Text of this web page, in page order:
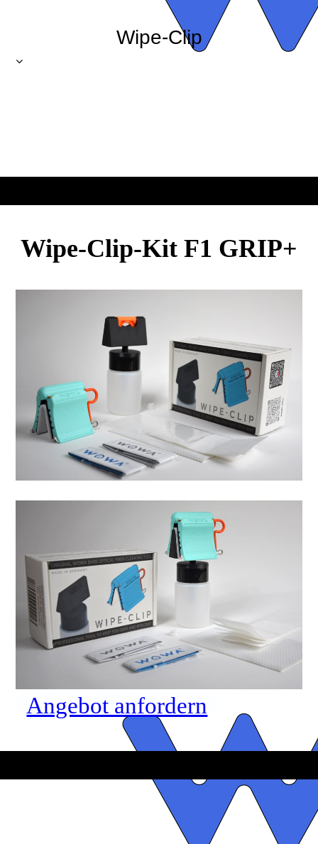
Wipe-Clip
Wipe-Clip-Kit F1 GRIP+
Angebot anfordern